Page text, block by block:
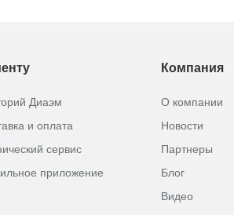
Диаэм
и оплата
сервис
приложение
Компания
О компании
Новости
Партнеры
Блог
Видео